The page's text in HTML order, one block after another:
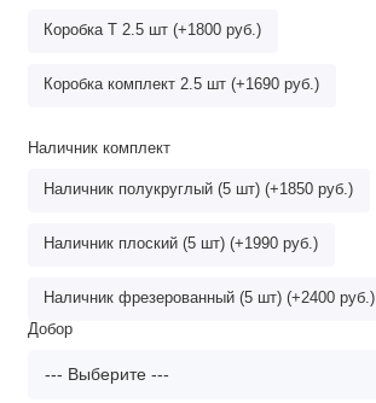
Коробка Т 2.5 шт (+1800 руб.)
Коробка комплект 2.5 шт (+1690 руб.)
Наличник комплект
Наличник полукруглый (5 шт) (+1850 руб.)
Наличник плоский (5 шт) (+1990 руб.)
Наличник фрезерованный (5 шт) (+2400 руб.)
Добор